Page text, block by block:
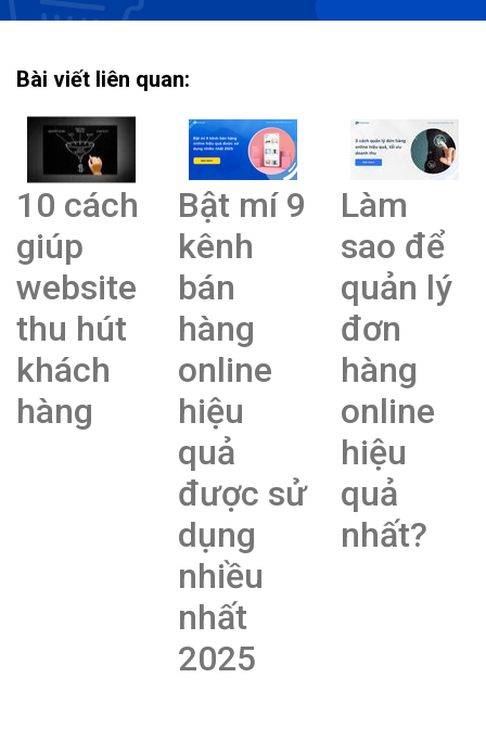
Bài viết liên quan:
10 cách
giúp
website
thu hút
khách
hàng
Bật mí 9
kênh
bán
hàng
online
hiệu
quả
được sử
dụng
nhiều
nhất
2025
Làm
sao để
quản lý
đơn
hàng
online
hiệu
quả
nhất?